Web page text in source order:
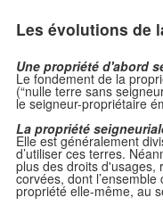
Les évolutions de
Une propriété d'abord
Le fondement de la
(“nulle terre sans
le seigneur-propriétaire
La propriété
Elle est généralement
d’utiliser ces terres.
plus des droits d'usages,
corvées, dont
propriété elle-même, au